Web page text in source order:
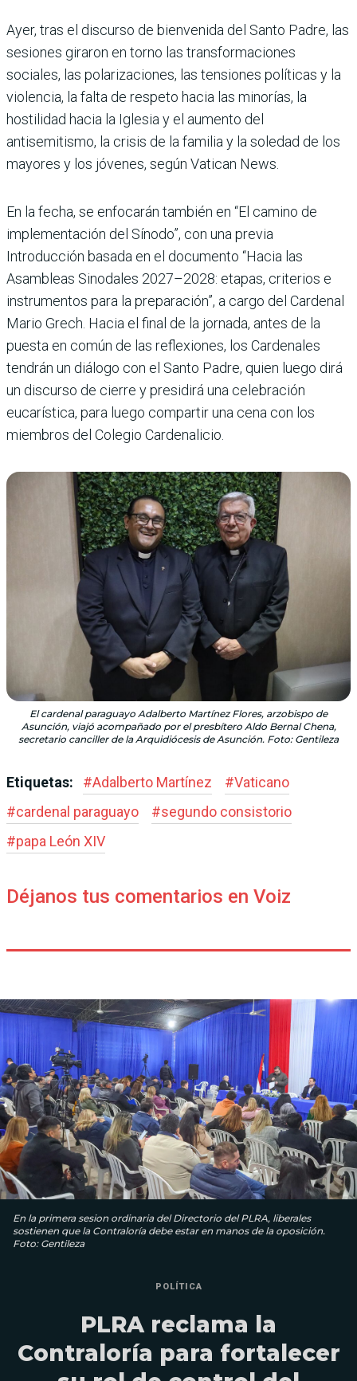
Ayer, tras el discurso de bienvenida del Santo Padre, las
sesiones giraron en torno las transformaciones
sociales, las polarizaciones, las tensiones políticas y la
violencia, la falta de respeto hacia las minorías, la
hostilidad hacia la Iglesia y el aumento del
antisemitismo, la crisis de la familia y la soledad de los
mayores y los jóvenes, según Vatican News.
En la fecha, se enfocarán también en “El camino de
implementación del Sínodo”, con una previa
Introducción basada en el documento “Hacia las
Asambleas Sinodales 2027–2028: etapas, criterios e
instrumentos para la preparación”, a cargo del Cardenal
Mario Grech. Hacia el final de la jornada, antes de la
puesta en común de las reflexiones, los Cardenales
tendrán un diálogo con el Santo Padre, quien luego dirá
un discurso de cierre y presidirá una celebración
eucarística, para luego compartir una cena con los
miembros del Colegio Cardenalicio.
El cardenal paraguayo Adalberto Martínez Flores, arzobispo de
Asunción, viajó acompañado por el presbítero Aldo Bernal Chena,
secretario canciller de la Arquidiócesis de Asunción. Foto: Gentileza
Etiquetas: #Adalberto Martínez #Vaticano
#cardenal paraguayo #segundo consistorio
#papa León XIV
Déjanos tus comentarios en Voiz
En la primera sesion ordinaria del Directorio del PLRA, liberales
sostienen que la Contraloría debe estar en manos de la oposición.
Foto: Gentileza
POLÍTICA
PLRA reclama la
Contraloría para fortalecer